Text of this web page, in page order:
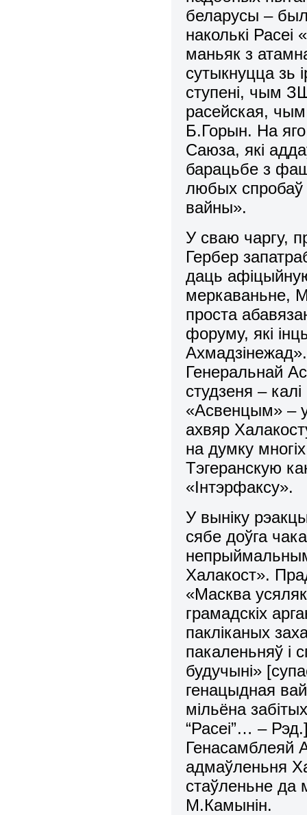
беларусы –
наколькі Расеі
маньяк з
сутыкнуцца зь
ступені, чым
расейская,
Б.Горын. На
Саюза, які
барацьбе з
любых спробаў
вайны».
У сваю чаргу,
Гербер
даць
меркаваньне,
проста
форуму, які
Генеральнай
студзеня –
«Асвенцым» –
ахвяр
на думку
Тэгеранскую
«Інтэрфаксу».
У выніку
сябе доўга
Халакост».
«Масква
грамадскіх
пакліканых
пакаленьняў і
будучыні»
генацыдная
мільёна
“Расеі”… –
Генасамблеяй
адмаўленьня
стаўленьне да
М.Камынін.